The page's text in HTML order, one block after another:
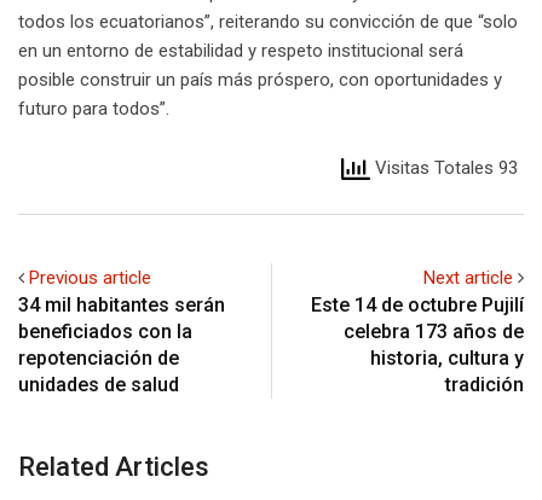
todos los ecuatorianos”, reiterando su convicción de que “solo
en un entorno de estabilidad y respeto institucional será
posible construir un país más próspero, con oportunidades y
futuro para todos”.
Visitas Totales 93
Previous article
34 mil habitantes serán
beneficiados con la
repotenciación de
unidades de salud
Next article
Este 14 de octubre Pujilí
celebra 173 años de
historia, cultura y
tradición
Related Articles